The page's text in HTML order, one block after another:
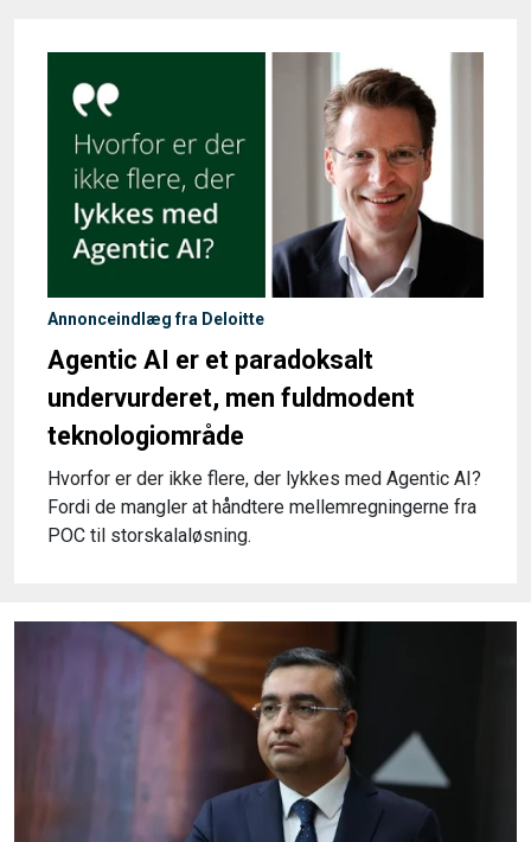
Annonceindlæg fra Deloitte
Agentic AI er et paradoksalt
undervurderet, men fuldmodent
teknologiområde
Hvorfor er der ikke flere, der lykkes med Agentic AI?
Fordi de mangler at håndtere mellemregningerne fra
POC til storskalaløsning.